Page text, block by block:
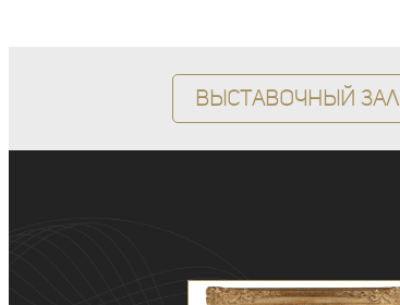
Выставочный зал